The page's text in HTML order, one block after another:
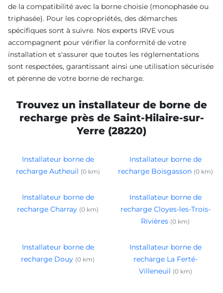
de la compatibilité avec la borne choisie (monophasée ou
triphasée). Pour les copropriétés, des démarches
spécifiques sont à suivre. Nos experts IRVE vous
accompagnent pour vérifier la conformité de votre
installation et s'assurer que toutes les réglementations
sont respectées, garantissant ainsi une utilisation sécurisée
et pérenne de votre borne de recharge.
Trouvez un installateur de borne de
recharge près de Saint-Hilaire-sur-
Yerre (28220)
Installateur borne de
recharge Autheuil (0 km)
Installateur borne de
recharge Boisgasson (0 km)
Installateur borne de
recharge Charray (0 km)
Installateur borne de
recharge Cloyes-les-Trois-
Rivières (0 km)
Installateur borne de
recharge Douy (0 km)
Installateur borne de
recharge La Ferté-
Villeneuil (0 km)